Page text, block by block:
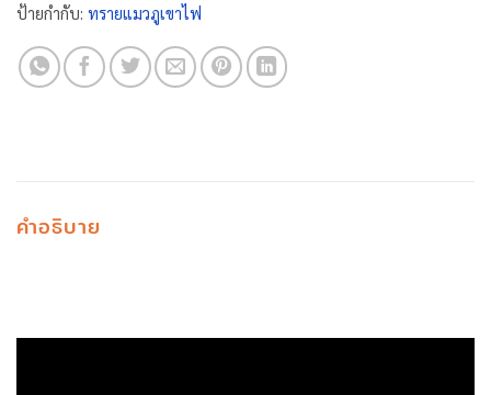
ป้ายกำกับ: ทรายแมวภูเขาไฟ
คำอธิบาย